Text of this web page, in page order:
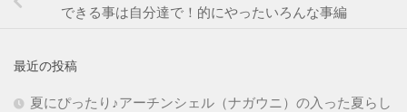
できる事は自分達で！的にやったいろんな事編
最近の投稿
夏にぴったり♪アーチンシェル（ナガウニ）の入った夏らし